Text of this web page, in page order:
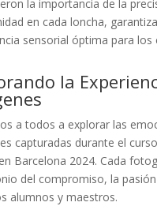
la importancia de la
en cada loncha,
sensorial óptima para los
la
a todos a explorar las
capturadas durante el
Barcelona 2024. Cada
del compromiso, la
alumnos y maestros.